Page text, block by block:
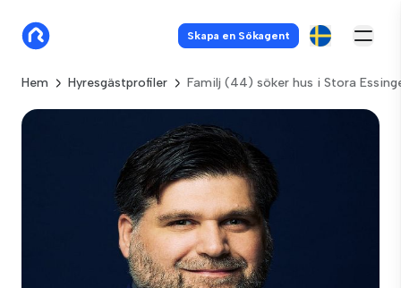
Skapa en Sökagent
Hem Hyresgästprofiler Familj (44) söker hus i Stora